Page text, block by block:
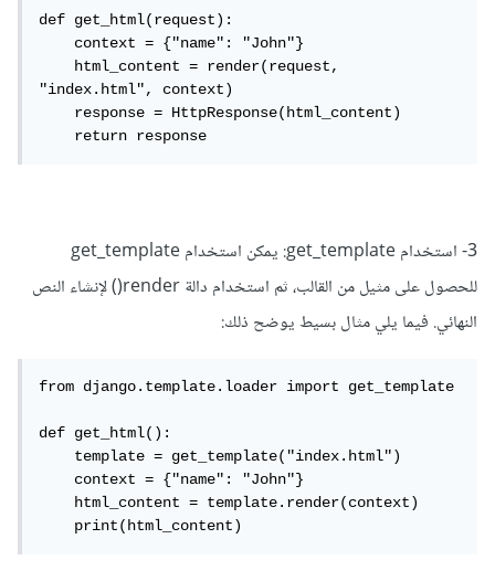
def get_html(request):
    context = {"name": "John"}
    html_content = render(request,
"index.html", context)
    response = HttpResponse(html_content)
    return response
3- استخدام get_template: يمكن استخدام get_template
للحصول على مثيل من القالب، ثم استخدام دالة render() لإنشاء النص
النهائي. فيما يلي مثال بسيط يوضح ذلك:
from django.template.loader import get_template
def get_html():
    template = get_template("index.html")
    context = {"name": "John"}
    html_content = template.render(context)
    print(html_content)